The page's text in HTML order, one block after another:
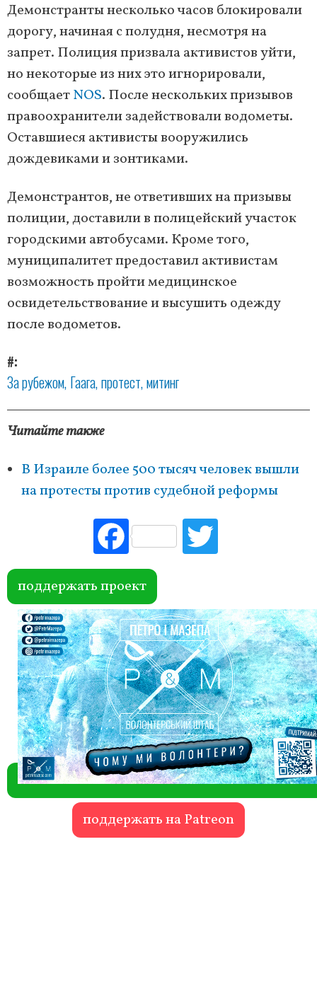
Демонстранты несколько часов блокировали
дорогу, начиная с полудня, несмотря на
запрет. Полиция призвала активистов уйти,
но некоторые из них это игнорировали,
сообщаетNOS. После нескольких призывов
правоохранители задействовали водометы.
Оставшиеся активисты вооружились
дождевиками и зонтиками.
Демонстрантов, не ответивших на призывы
полиции, доставили в полицейский участок
городскими автобусами. Кроме того,
муниципалитет предоставил активистам
возможность пройти медицинское
освидетельствование и высушить одежду
после водометов.
#
За рубежом Гаага протест митинг
Читайте также
В Израиле более 500 тысяч человек вышли
на протесты против судебной реформы
Fac
ebo
ok
поддержать проект
поддержать на Patreon